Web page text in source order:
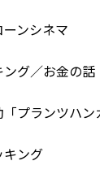
ンシネマ
グ／お金の話
プランツハン
キング